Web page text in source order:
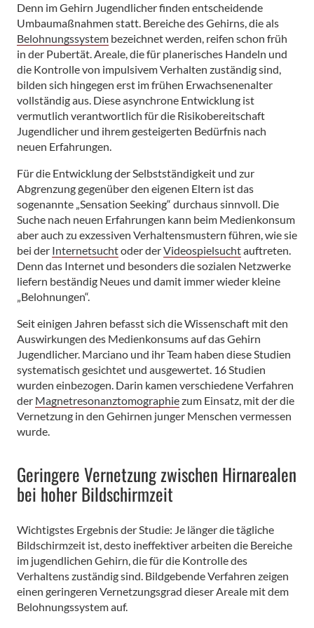
Denn im Gehirn Jugendlicher finden entscheidende
Umbaumaßnahmen statt. Bereiche des Gehirns, die als
Belohnungssystem bezeichnet werden, reifen schon früh
in der Pubertät. Areale, die für planerisches Handeln und
die Kontrolle von impulsivem Verhalten zuständig sind,
bilden sich hingegen erst im frühen Erwachsenenalter
vollständig aus. Diese asynchrone Entwicklung ist
vermutlich verantwortlich für die Risikobereitschaft
Jugendlicher und ihrem gesteigerten Bedürfnis nach
neuen Erfahrungen.
Für die Entwicklung der Selbstständigkeit und zur
Abgrenzung gegenüber den eigenen Eltern ist das
sogenannte „Sensation Seeking“ durchaus sinnvoll. Die
Suche nach neuen Erfahrungen kann beim Medienkonsum
aber auch zu exzessiven Verhaltensmustern führen, wie sie
bei der Internetsuchtoder derVideospielsuchtauftreten.
Denn das Internet und besonders die sozialen Netzwerke
liefern beständig Neues und damit immer wieder kleine
„Belohnungen“.
Seit einigen Jahren befasst sich die Wissenschaft mit den
Auswirkungen des Medienkonsums auf das Gehirn
Jugendlicher. Marciano und ihr Team haben diese Studien
systematisch gesichtet und ausgewertet. 16 Studien
wurden einbezogen. Darin kamen verschiedene Verfahren
der Magnetresonanztomographiezum Einsatz, mit der die
Vernetzung in den Gehirnen junger Menschen vermessen
wurde.
Geringere Vernetzung zwischen Hirnarealen
bei hoher Bildschirmzeit
Wichtigstes Ergebnis der Studie: Je länger die tägliche
Bildschirmzeit ist, desto ineffektiver arbeiten die Bereiche
im jugendlichen Gehirn, die für die Kontrolle des
Verhaltens zuständig sind. Bildgebende Verfahren zeigen
einen geringeren Vernetzungsgrad dieser Areale mit dem
Belohnungssystem auf.